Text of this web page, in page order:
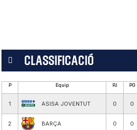
CLASSIFICACIÓ
P Equip PJ PG
1 ASISA JOVENTUT 0 0
2 BARÇA 0 0